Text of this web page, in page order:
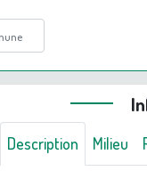
Description Milieu